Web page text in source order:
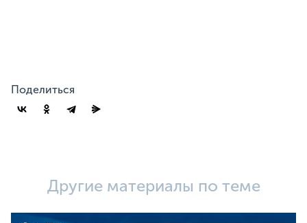
Поделиться
Другие материалы по теме